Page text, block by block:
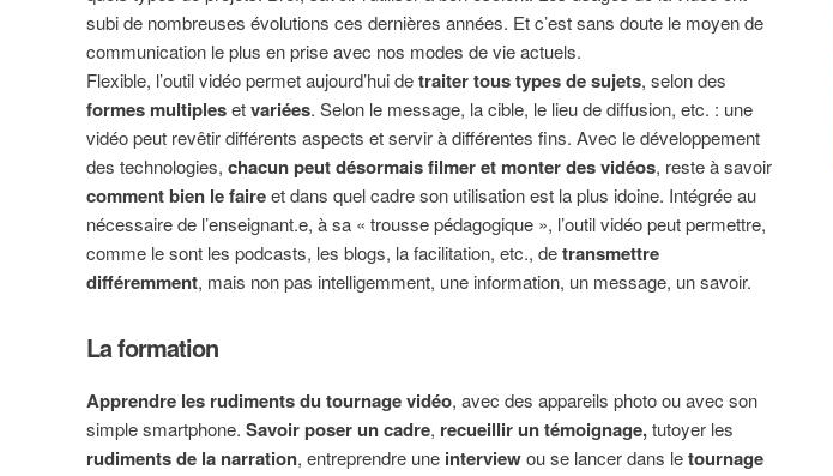
subi de nombreuses évolutions ces dernières années. Et c’est sans doute le moyen de
communication le plus en prise avec nos modes de vie actuels.
Flexible, l’outil vidéo permet aujourd’hui detraiter tous types de sujets, selon des
formes multiplesetvariées. Selon le message, la cible, le lieu de diffusion, etc. : une
vidéo peut revêtir différents aspects et servir à différentes fins. Avec le développement
des technologies, chacun peut désormais filmer et monter des vidéos, reste à savoir
comment bien le faireet dans quel cadre son utilisation est la plus idoine. Intégrée au
nécessaire de l’enseignant.e, à sa « trousse pédagogique », l’outil vidéo peut permettre,
comme le sont les podcasts, les blogs, la facilitation, etc., detransmettre
différemment, mais non pas intelligemment, une information, un message, un savoir.
La formation
Apprendre les rudiments du tournage vidéo, avec des appareils photo ou avec son
simple smartphone. Savoir poser un cadre, recueillir un témoignage,tutoyer les
rudiments de la narration, entreprendre une interviewou se lancer dans letournage